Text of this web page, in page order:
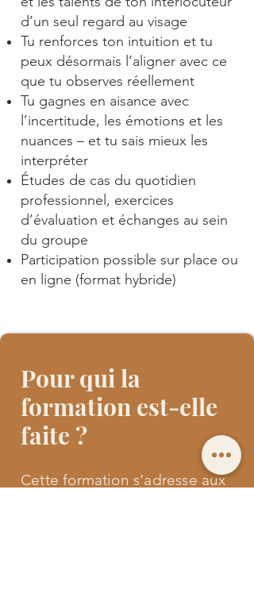
d’un seul regard au visage
Tu renforces ton intuition et tu
peux désormais l’aligner avec ce
que tu observes réellement
Tu gagnes en aisance avec
l’incertitude, les émotions et les
nuances – et tu sais mieux les
interpréter
Études de cas du quotidien
professionnel, exercices
d’évaluation et échanges au sein
du groupe
Participation possible sur place ou
en ligne (format hybride)
Pour qui la
formation est-elle
faite ?
Cette formation s’adresse aux